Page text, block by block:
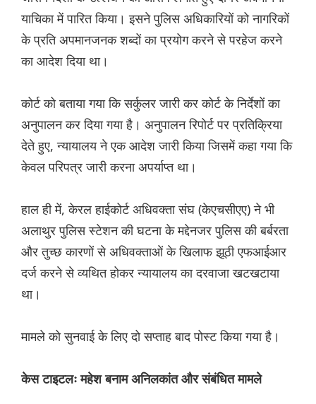
याचिका में पारित किया। इसने पुलिस अधिकारियों को नागरिकों
के प्रति अपमानजनक शब्दों का प्रयोग करने से परहेज करने
का आदेश दिया था।
कोर्ट को बताया गया कि सर्कुलर जारी कर कोर्ट के निर्देशों का
अनुपालन कर दिया गया है। अनुपालन रिपोर्ट पर प्रतिक्रिया
देते हुए, न्यायालय ने एक आदेश जारी किया जिसमें कहा गया कि
केवल परिपत्र जारी करना अपर्याप्त था।
हाल ही में, केरल हाईकोर्ट अधिवक्ता संघ (केएचसीएए) ने भी
अलाथुर पुलिस स्टेशन की घटना के मद्देनजर पुलिस की बर्बरता
और तुच्छ कारणों से अधिवक्ताओं के खिलाफ झूठी एफआईआर
दर्ज करने से व्यथित होकर न्यायालय का दरवाजा खटखटाया
था।
मामले को सुनवाई के लिए दो सप्ताह बाद पोस्ट किया गया है।
केस टाइटलः महेश बनाम अनिलकांत और संबंधित मामले